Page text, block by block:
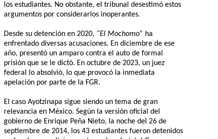
los estudiantes. No obstante, el tribunal desestimó estos
argumentos por considerarlos inoperantes.
Desde su detención en 2020, “El Mochomo” ha
enfrentado diversas acusaciones. En diciembre de ese
año, presentó un amparo contra el auto de formal
prisión que se le dictó. En octubre de 2023, un juez
federal lo absolvió, lo que provocó la inmediata
apelación por parte de la FGR.
El caso Ayotzinapa sigue siendo un tema de gran
relevancia en México. Según la versión oficial del
gobierno de Enrique Peña Nieto, la noche del 26 de
septiembre de 2014, los 43 estudiantes fueron detenidos